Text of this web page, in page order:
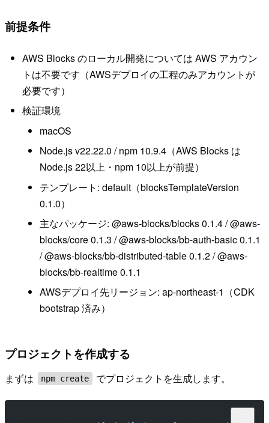
前提条件
AWS Blocks のローカル開発については AWS アカウン
トは不要です（AWSデプロイの工程のみアカウントが
必要です）
検証環境
macOS
Node.js v22.22.0 / npm 10.9.4（AWS Blocks は
Node.js 22以上・npm 10以上が前提）
テンプレート: default（blocksTemplateVersion
0.1.0）
主なパッケージ: @aws-blocks/blocks 0.1.4 / @aws-
blocks/core 0.1.3 / @aws-blocks/bb-auth-basic 0.1.1
/ @aws-blocks/bb-distributed-table 0.1.2 / @aws-
blocks/bb-realtime 0.1.1
AWSデプロイ先リージョン: ap-northeast-1（CDK
bootstrap 済み）
プロジェクトを作成する
まずは npm create でプロジェクトを生成します。